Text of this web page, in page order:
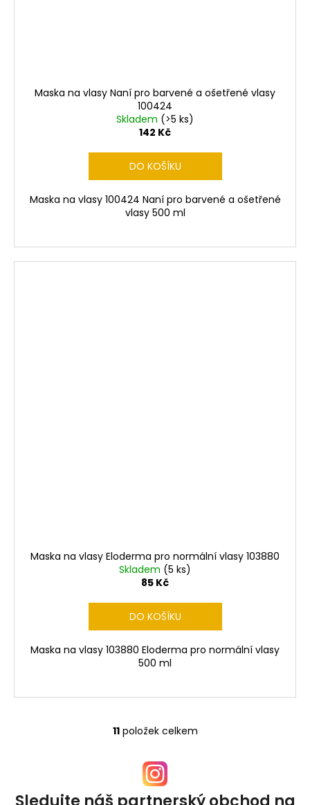
Maska na vlasy Naní pro barvené a ošetřené vlasy
100424
Skladem (>5 ks)
142 Kč
DO KOŠÍKU
Maska na vlasy 100424 Naní pro barvené a ošetřené
vlasy 500 ml
Maska na vlasy Eloderma pro normální vlasy 103880
Skladem (5 ks)
85 Kč
DO KOŠÍKU
Maska na vlasy 103880 Eloderma pro normální vlasy
500 ml
O
l
á
d
11položek celkem